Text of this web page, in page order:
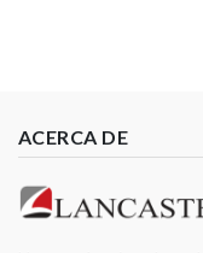
ACERCA DE